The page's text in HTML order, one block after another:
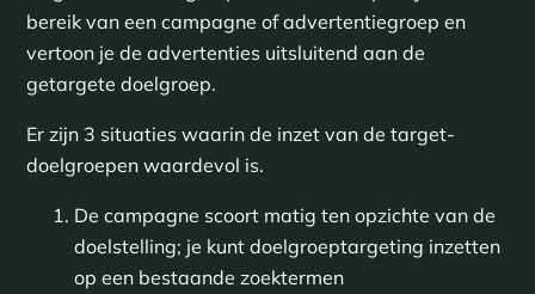
bereik van een campagne of advertentiegroep en
vertoon je de advertenties uitsluitend aan de
getargete doelgroep.
Er zijn 3 situaties waarin de inzet van de target-
doelgroepen waardevol is.
De campagne scoort matig ten opzichte van de
doelstelling; je kunt doelgroeptargeting inzetten
op een bestaande zoektermen